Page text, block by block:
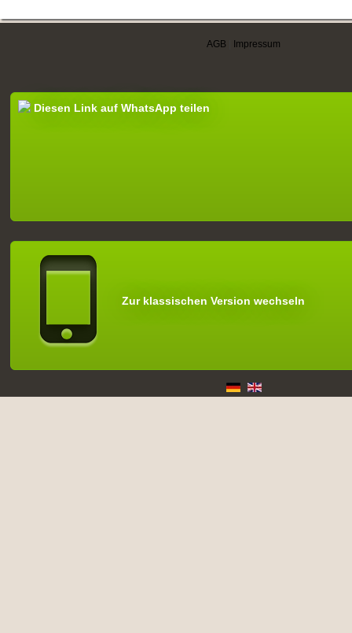
AGB Impressum
Diesen Link auf WhatsApp teilen
Zur klassischen Version wechseln